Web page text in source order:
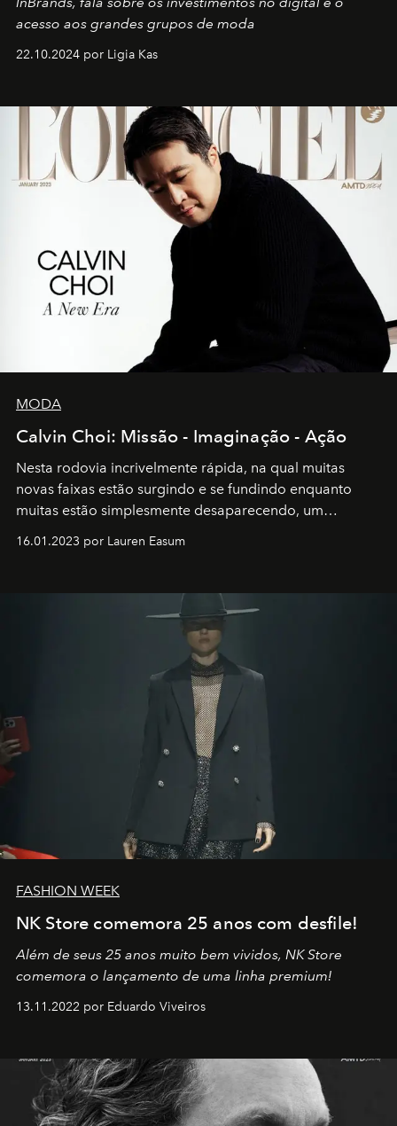
acesso aos grandes grupos de moda
22.10.2024 por Ligia Kas
MODA
Calvin Choi: Missão - Imaginação - Ação
Nesta rodovia incrivelmente rápida, na qual muitas
novas faixas estão surgindo e se fundindo enquanto
muitas estão simplesmente desaparecendo, um
transportador AMTD abrindo caminho para muitos
por propósitos, com um claro senso de missão na vida e
16.01.2023 por Lauren Easum
FASHION WEEK
NK Store comemora 25 anos com desfile!
Além de seus 25 anos muito bem vividos, NK Store
comemora o lançamento de uma linha premium!
13.11.2022 por Eduardo Viveiros